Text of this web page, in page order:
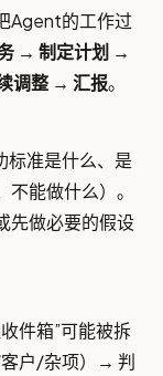
Agent的工作过
→ 制定计划 →
调整 → 汇报。
标准是什么、是
能做什么）。
先做必要的假设
件箱”可能被拆
户/杂项）→ 判